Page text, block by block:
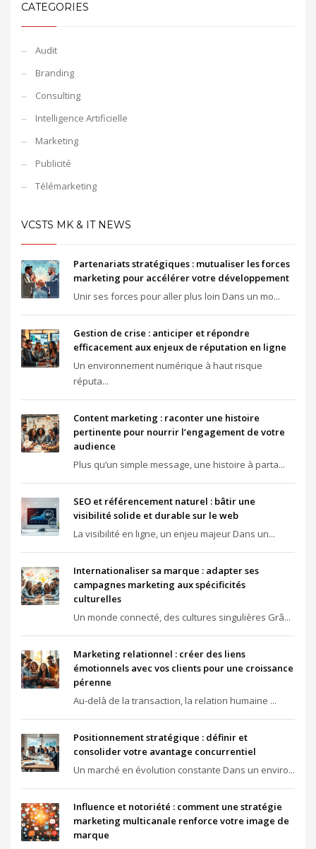
CATEGORIES
Audit
Branding
Consulting
Intelligence Artificielle
Marketing
Publicité
Télémarketing
VCSTS MK & IT NEWS
Partenariats stratégiques : mutualiser les forces
marketing pour accélérer votre développement
Unir ses forces pour aller plus loin Dans un mo...
Gestion de crise : anticiper et répondre
efficacement aux enjeux de réputation en ligne
Un environnement numérique à haut risque
réputa...
Content marketing : raconter une histoire
pertinente pour nourrir l’engagement de votre
audience
Plus qu’un simple message, une histoire à parta...
SEO et référencement naturel : bâtir une
visibilité solide et durable sur le web
La visibilité en ligne, un enjeu majeur Dans un...
Internationaliser sa marque : adapter ses
campagnes marketing aux spécificités
culturelles
Un monde connecté, des cultures singulières Grâ...
Marketing relationnel : créer des liens
émotionnels avec vos clients pour une croissance
pérenne
Au-delà de la transaction, la relation humaine ...
Positionnement stratégique : définir et
consolider votre avantage concurrentiel
Un marché en évolution constante Dans un enviro...
Influence et notoriété : comment une stratégie
marketing multicanale renforce votre image de
marque